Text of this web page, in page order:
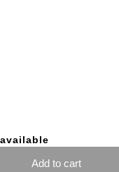
Add to cart